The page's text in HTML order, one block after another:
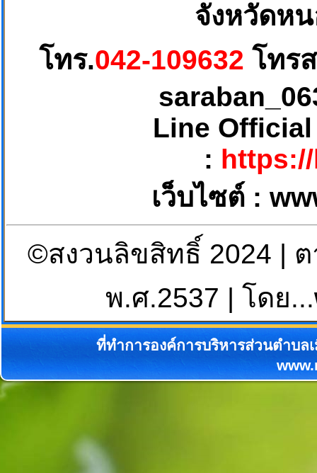
จังหวัดห
โทร.042-109632 โทร
Line
:
เว็บไซต์ :
©สงวนลิขสิทธิ์ 2024 |
พ.ศ.2537 | โดย...
ที่ทำการองค์การบริหารส่วนตำบล